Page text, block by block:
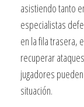
asistiendo tanto
especialistas
en la fila trasera,
recuperar
jugadores
situación.